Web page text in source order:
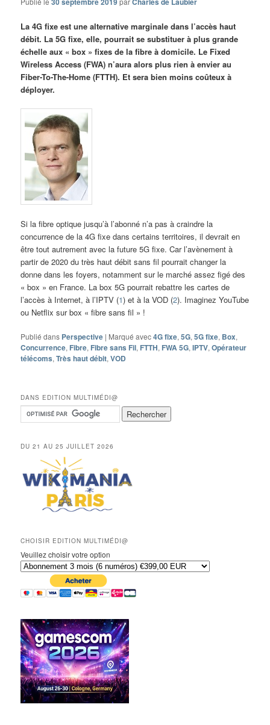
La 4G fixe est une alternative marginale dans l’accès haut
débit. La 5G fixe, elle, pourrait se substituer à plus grande
échelle aux « box » fixes de la fibre à domicile. Le Fixed
Wireless Access (FWA) n’aura alors plus rien à envier au
Fiber-To-The-Home (FTTH). Et sera bien moins coûteux à
déployer.
Si la fibre optique jusqu’à l’abonné n’a pas à craindre la
concurrence de la 4G fixe dans certains territoires, il devrait en
être tout autrement avec la future 5G fixe. Car l’avènement à
partir de 2020 du très haut débit sans fil pourrait changer la
donne dans les foyers, notamment sur le marché assez figé des
« box » en France. La box 5G pourrait rebattre les cartes de
l’accès à Internet, à l’IPTV (1) et à la VOD (2). Imaginez YouTube
ou Netflix sur box « fibre sans fil » !
Publié dans Perspective | Marqué avec4G fixe,5G,5G fixe, Box,
Concurrence, Fibre, Fibre sans Fil, FTTH, FWA 5G,IPTV,Opérateur
télécoms,Très haut débit,VOD
DANS EDITION MULTIMÉDI@
DU 21 AU 25 JUILLET 2026
CHOISIR EDITION MULTIMÉDI@
Veuillez choisir votre option